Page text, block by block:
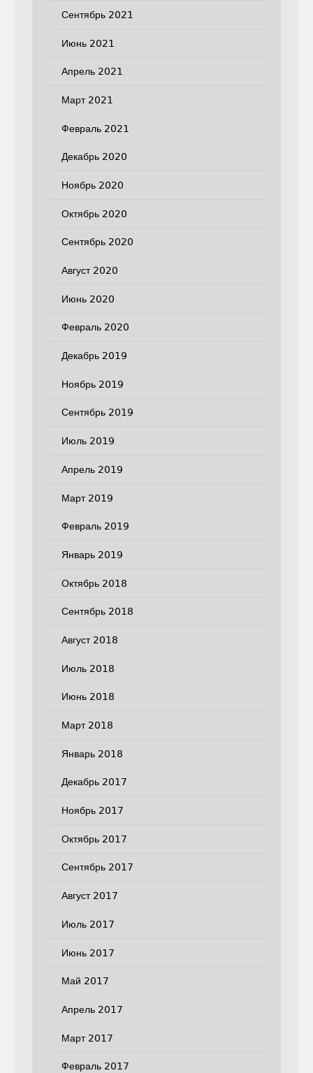
Сентябрь 2021
Июнь 2021
Апрель 2021
Март 2021
Февраль 2021
Декабрь 2020
Ноябрь 2020
Октябрь 2020
Сентябрь 2020
Август 2020
Июнь 2020
Февраль 2020
Декабрь 2019
Ноябрь 2019
Сентябрь 2019
Июль 2019
Апрель 2019
Март 2019
Февраль 2019
Январь 2019
Октябрь 2018
Сентябрь 2018
Август 2018
Июль 2018
Июнь 2018
Март 2018
Январь 2018
Декабрь 2017
Ноябрь 2017
Октябрь 2017
Сентябрь 2017
Август 2017
Июль 2017
Июнь 2017
Май 2017
Апрель 2017
Март 2017
Февраль 2017